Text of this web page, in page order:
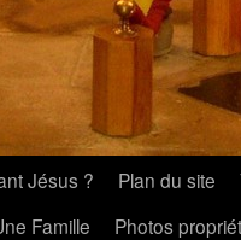
Jésus ? Plan du site
Famille Photos